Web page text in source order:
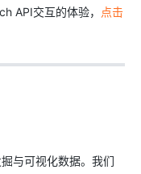
API交互的体验，
点击
与可视化数据。我们